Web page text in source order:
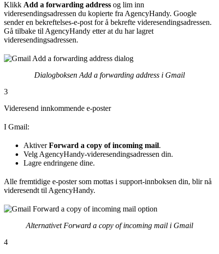
Klikk Add a forwarding address og lim inn
videresendingsadressen du kopierte fra AgencyHandy. Google
sender en bekreftelses-e-post for å bekrefte videresendingsadressen.
Gå tilbake til AgencyHandy etter at du har lagret
videresendingsadressen.
Dialogboksen Add a forwarding address i Gmail
3
Videresend innkommende e-poster
I Gmail:
AktiverForward a copy of incoming mail.
Velg AgencyHandy-videresendingsadressen din.
Lagre endringene dine.
Alle fremtidige e-poster som mottas i support-innboksen din, blir nå
videresendt til AgencyHandy.
Alternativet Forward a copy of incoming mail i Gmail
4